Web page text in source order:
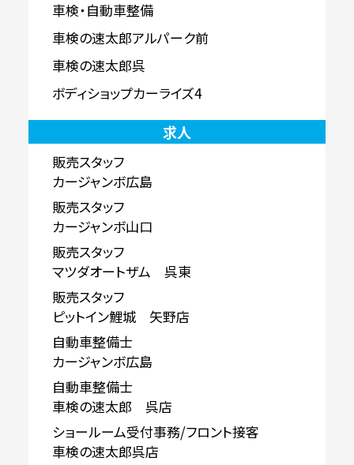
車検・自動車整備
車検の速太郎アルパーク前
車検の速太郎呉
ボディショップカーライズ4
求人
販売スタッフ
カージャンボ広島
販売スタッフ
カージャンボ山口
販売スタッフ
マツダオートザム 呉東
販売スタッフ
ピットイン鯉城 矢野店
自動車整備士
カージャンボ広島
自動車整備士
車検の速太郎 呉店
ショールーム受付事務/フロント接客
車検の速太郎呉店